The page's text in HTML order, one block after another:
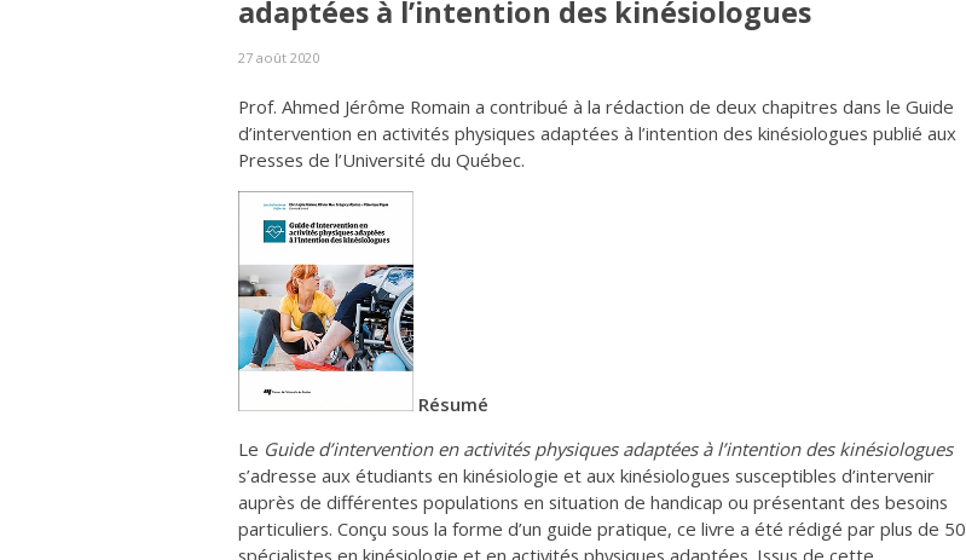
adaptées à l’intention des kinésiologues
27 août 2020
Prof. Ahmed Jérôme Romain a contribué à la rédaction de deux chapitres dans le Guide
d’intervention en activités physiques adaptées à l’intention des kinésiologues publié aux
Presses de l’Université du Québec.
Résumé
Le Guide d’intervention en activités physiques adaptées à l’intention des kinésiologues
s’adresse aux étudiants en kinésiologie et aux kinésiologues susceptibles d’intervenir
auprès de différentes populations en situation de handicap ou présentant des besoins
particuliers. Conçu sous la forme d’un guide pratique, ce livre a été rédigé par plus de 50
spécialistes en kinésiologie et en activités physiques adaptées. Issus de cette